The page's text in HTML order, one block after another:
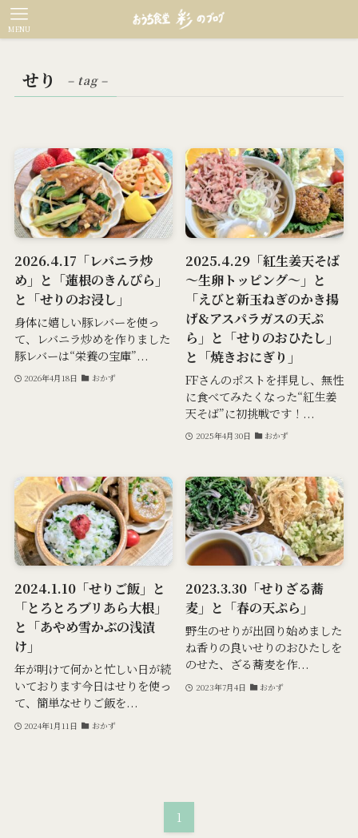
MENU
せり – tag –
2026.4.17「レバニラ炒
め」と「蓮根のきんぴら」
と「せりのお浸し」
身体に嬉しい豚レバーを使っ
て、レバニラ炒めを作りました
豚レバーは“栄養の宝庫”...
2026年4月18日 おかず
2025.4.29「紅生姜天そば
～生卵トッピング～」と
「えびと新玉ねぎのかき揚
げ&アスパラガスの天ぷ
ら」と「せりのおひたし」
と「焼きおにぎり」
FFさんのポストを拝見し、無性
に食べてみたくなった“紅生姜
天そば”に初挑戦です！...
2025年4月30日 おかず
2024.1.10「せりご飯」と
「とろとろブリあら大根」
と「あやめ雪かぶの浅漬
け」
年が明けて何かと忙しい日が続
いております今日はせりを使っ
て、簡単なせりご飯を...
2024年1月11日 おかず
2023.3.30「せりざる蕎
麦」と「春の天ぷら」
野生のせりが出回り始めました
ね香りの良いせりのおひたしを
のせた、ざる蕎麦を作...
2023年7月4日 おかず
1